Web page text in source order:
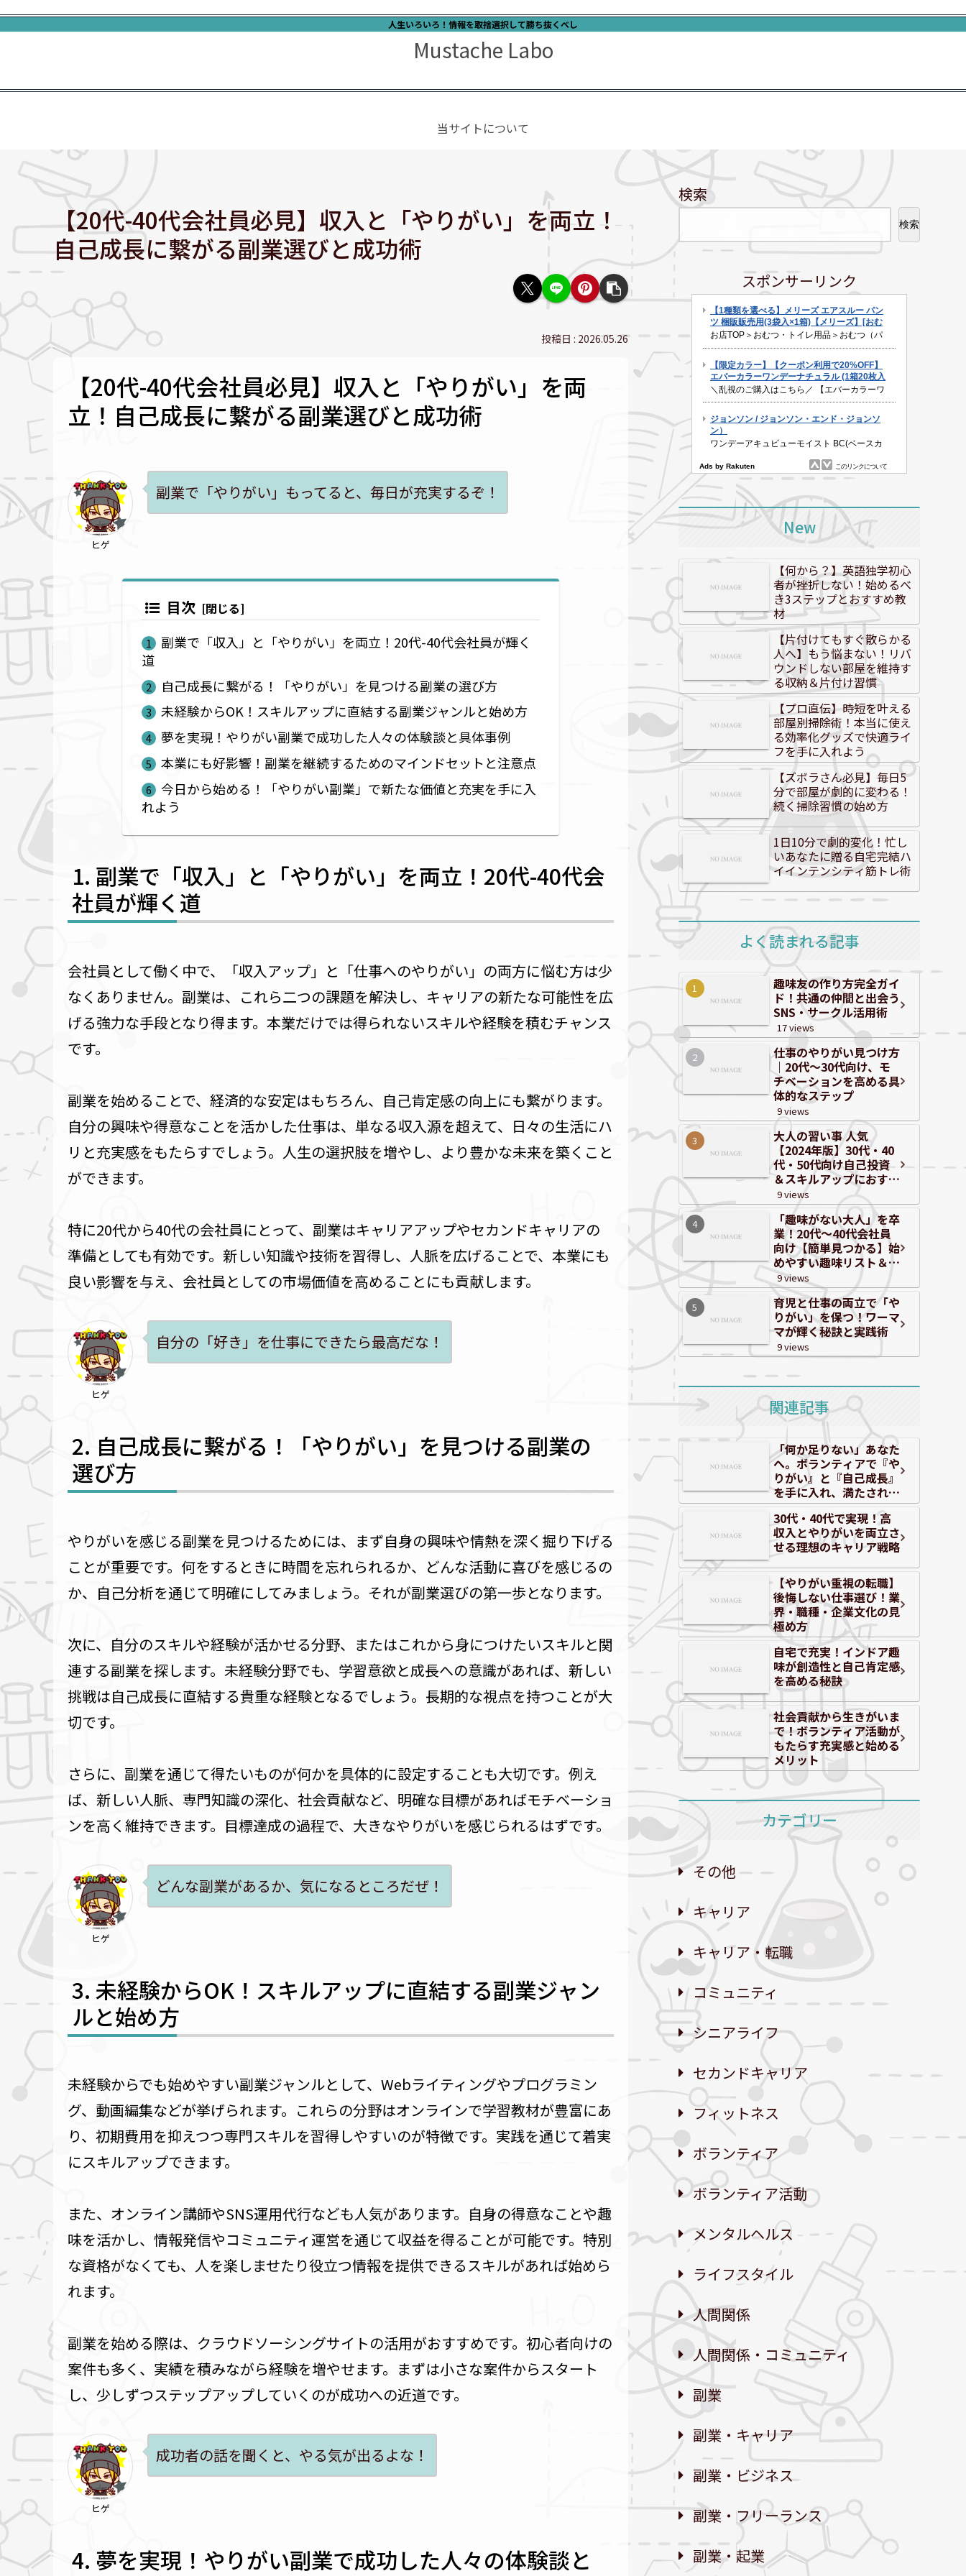
人生いろいろ！情報を取捨選択して勝ち抜くべし
Mustache Labo
当サイトについて
【20代-40代会社員必見】収入と「やりがい」を両立！
自己成長に繋がる副業選びと成功術
2026.05.26
【20代-40代会社員必見】収入と「やりがい」を両
立！自己成長に繋がる副業選びと成功術
ヒゲ
副業で「やりがい」もってると、毎日が充実するぞ！
目次
副業で「収入」と「やりがい」を両立！20代-40代会社員が輝く
道
自己成長に繋がる！「やりがい」を見つける副業の選び方
未経験からOK！スキルアップに直結する副業ジャンルと始め方
夢を実現！やりがい副業で成功した人々の体験談と具体事例
本業にも好影響！副業を継続するためのマインドセットと注意点
今日から始める！「やりがい副業」で新たな価値と充実を手に入
れよう
副業で「収入」と「やりがい」を両立！20代-40代会
社員が輝く道
会社員として働く中で、「収入アップ」と「仕事へのやりがい」の両方に悩む方は少
なくありません。副業は、これら二つの課題を解決し、キャリアの新たな可能性を広
げる強力な手段となり得ます。本業だけでは得られないスキルや経験を積むチャンス
です。
副業を始めることで、経済的な安定はもちろん、自己肯定感の向上にも繋がります。
自分の興味や得意なことを活かした仕事は、単なる収入源を超えて、日々の生活にハ
リと充実感をもたらすでしょう。人生の選択肢を増やし、より豊かな未来を築くこと
ができます。
特に20代から40代の会社員にとって、副業はキャリアアップやセカンドキャリアの
準備としても有効です。新しい知識や技術を習得し、人脈を広げることで、本業にも
良い影響を与え、会社員としての市場価値を高めることにも貢献します。
ヒゲ
自分の「好き」を仕事にできたら最高だな！
自己成長に繋がる！「やりがい」を見つける副業の
選び方
やりがいを感じる副業を見つけるためには、まず自身の興味や情熱を深く掘り下げる
ことが重要です。何をするときに時間を忘れられるか、どんな活動に喜びを感じるの
か、自己分析を通じて明確にしてみましょう。それが副業選びの第一歩となります。
次に、自分のスキルや経験が活かせる分野、またはこれから身につけたいスキルと関
連する副業を探します。未経験分野でも、学習意欲と成長への意識があれば、新しい
挑戦は自己成長に直結する貴重な経験となるでしょう。長期的な視点を持つことが大
切です。
さらに、副業を通じて得たいものが何かを具体的に設定することも大切です。例え
ば、新しい人脈、専門知識の深化、社会貢献など、明確な目標があればモチベーショ
ンを高く維持できます。目標達成の過程で、大きなやりがいを感じられるはずです。
ヒゲ
どんな副業があるか、気になるところだぜ！
未経験からOK！スキルアップに直結する副業ジャン
ルと始め方
未経験からでも始めやすい副業ジャンルとして、Webライティングやプログラミン
グ、動画編集などが挙げられます。これらの分野はオンラインで学習教材が豊富にあ
り、初期費用を抑えつつ専門スキルを習得しやすいのが特徴です。実践を通じて着実
にスキルアップできます。
また、オンライン講師やSNS運用代行なども人気があります。自身の得意なことや趣
味を活かし、情報発信やコミュニティ運営を通じて収益を得ることが可能です。特別
な資格がなくても、人を楽しませたり役立つ情報を提供できるスキルがあれば始めら
れます。
副業を始める際は、クラウドソーシングサイトの活用がおすすめです。初心者向けの
案件も多く、実績を積みながら経験を増やせます。まずは小さな案件からスタート
し、少しずつステップアップしていくのが成功への近道です。
ヒゲ
成功者の話を聞くと、やる気が出るよな！
夢を実現！やりがい副業で成功した人々の体験談と
検索
検索
スポンサーリンク
New
【何から？】英語独学初心
者が挫折しない！始めるべ
き3ステップとおすすめ教
材
【片付けてもすぐ散らかる
人へ】もう悩まない！リバ
ウンドしない部屋を維持す
る収納＆片付け習慣
【プロ直伝】時短を叶える
部屋別掃除術！本当に使え
る効率化グッズで快適ライ
フを手に入れよう
【ズボラさん必見】毎日5
分で部屋が劇的に変わる！
続く掃除習慣の始め方
1日10分で劇的変化！忙し
いあなたに贈る自宅完結ハ
イインテンシティ筋トレ術
よく読まれる記事
趣味友の作り方完全ガイ
ド！共通の仲間と出会う
SNS・サークル活用術
17 views
仕事のやりがい見つけ方
｜20代～30代向け、モ
チベーションを高める具
体的なステップ
9 views
大人の習い事 人気
【2024年版】30代・40
代・50代向け自己投資
＆スキルアップにおすす
めジャンルと体験情報
9 views
「趣味がない大人」を卒
業！20代〜40代会社員
向け【簡単見つかる】始
めやすい趣味リスト＆自
己分析
9 views
育児と仕事の両立で「や
りがい」を保つ！ワーマ
マが輝く秘訣と実践術
9 views
関連記事
「何か足りない」あなた
へ。ボランティアで『や
りがい』と『自己成長』
を手に入れ、満たされる
毎日を！
30代・40代で実現！高
収入とやりがいを両立さ
せる理想のキャリア戦略
【やりがい重視の転職】
後悔しない仕事選び！業
界・職種・企業文化の見
極め方
自宅で充実！インドア趣
味が創造性と自己肯定感
を高める秘訣
社会貢献から生きがいま
で！ボランティア活動が
もたらす充実感と始める
メリット
カテゴリー
その他
キャリア
キャリア・転職
コミュニティ
シニアライフ
セカンドキャリア
フィットネス
ボランティア
ボランティア活動
メンタルヘルス
ライフスタイル
人間関係
人間関係・コミュニティ
副業
副業・キャリア
副業・ビジネス
副業・フリーランス
副業・起業